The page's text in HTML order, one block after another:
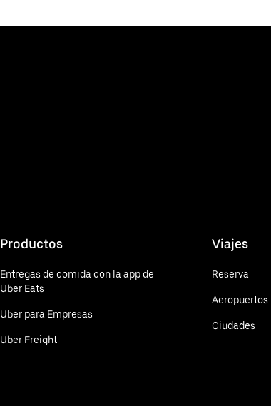
Productos
Entregas de comida con la app de
Uber Eats
Uber para Empresas
Uber Freight
Viajes
Reserva
Aeropuertos
Ciudades